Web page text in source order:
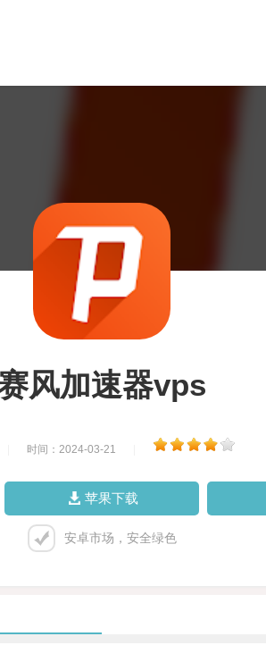
风加速器vps
时间：2024-03-21
苹果下载
安卓市场，安全绿色